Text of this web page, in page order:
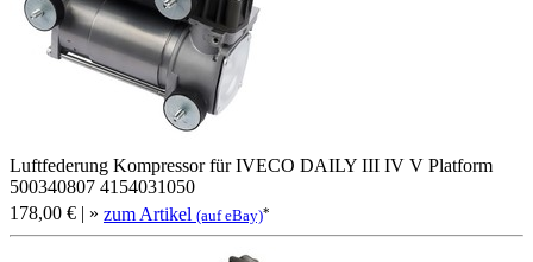
Luftfederung Kompressor für IVECO DAILY III IV V Platform
500340807 4154031050
178,00 € | » zum Artikel (auf eBay)*